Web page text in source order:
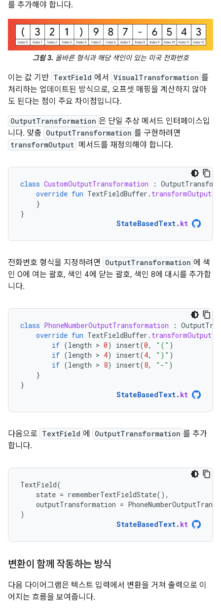
를 추가해야 합니다.
그림 3. 올바른 형식과 해당 색인이 있는 미국 전화번호
이는 값 기반 TextField 에서 VisualTransformation 를
처리하는 업데이트된 방식으로, 오프셋 매핑을 계산하지 않아
도 된다는 점이 주요 차이점입니다.
OutputTransformation 은 단일 추상 메서드 인터페이스입
니다. 맞춤 OutputTransformation 를 구현하려면
transformOutput 메서드를 재정의해야 합니다.
class CustomOutputTransformation :
override fun TextFieldBuffer . transformOutput
}
}
StateBasedText. kt
전화번호 형식을 지정하려면 OutputTransformation 에 색
인 0에 여는 괄호, 색인 4에 닫는 괄호, 색인 8에 대시를 추가합
니다.
class PhoneNumberOutputTransformation :
override fun TextFieldBuffer . transformOutput
if (length > 0) insert(0, "(" )
if (length > 4) insert(4, ")" )
if (length > 8) insert(8, "-" )
}
}
StateBasedText. kt
다음으로 TextField 에 OutputTransformation 를 추가
합니다.
TextField(
state = rememberTextFieldState(),
outputTransformation =
)
StateBasedText. kt
변환이 함께 작동하는 방식
다음 다이어그램은 텍스트 입력에서 변환을 거쳐 출력으로 이
어지는 흐름을 보여줍니다.